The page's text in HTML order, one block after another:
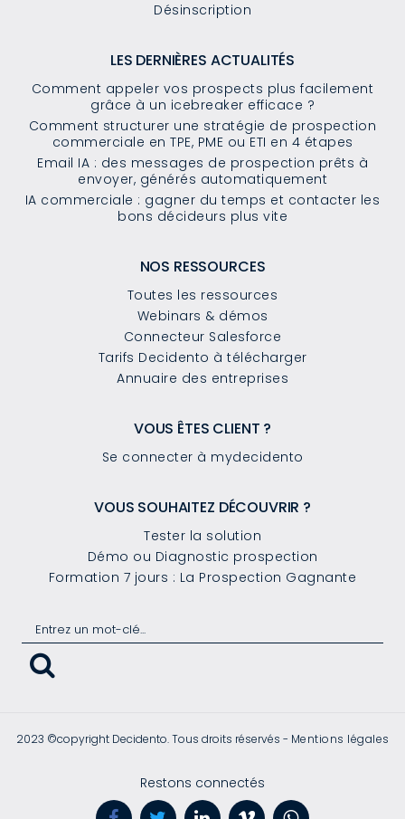
Désinscription
LES DERNIÈRES ACTUALITÉS
Comment appeler vos prospects plus facilement
grâce à un icebreaker efficace ?
Comment structurer une stratégie de prospection
commerciale en TPE, PME ou ETI en 4 étapes
Email IA : des messages de prospection prêts à
envoyer, générés automatiquement
IA commerciale : gagner du temps et contacter les
bons décideurs plus vite
NOS RESSOURCES
Toutes les ressources
Webinars & démos
Connecteur Salesforce
Tarifs Decidento à télécharger
Annuaire des entreprises
VOUS ÊTES CLIENT ?
Se connecter à mydecidento
VOUS SOUHAITEZ DÉCOUVRIR ?
Tester la solution
Démo ou Diagnostic prospection
Formation 7 jours : La Prospection Gagnante
2023 ©copyright Decidento. Tous droits réservés - Mentions légales
Restons connectés